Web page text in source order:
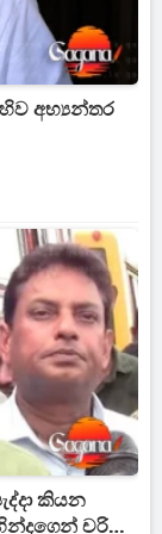
අභ්‍යන්තර
කියන
චරිත